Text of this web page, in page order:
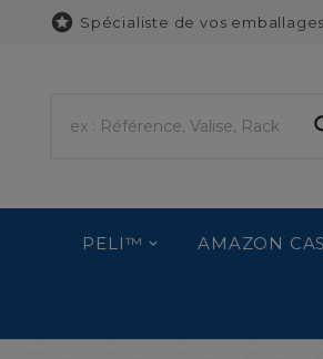
 Spécialiste de vos
PELI™ AMAZON